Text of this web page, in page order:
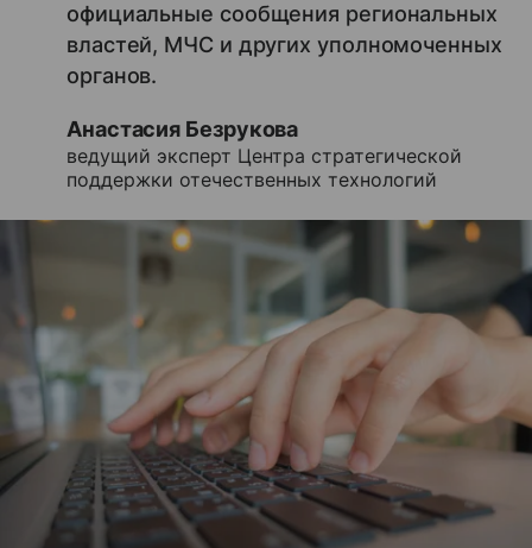
официальные сообщения региональных
властей, МЧС и других уполномоченных
органов.
Анастасия Безрукова
ведущий эксперт Центра стратегической
поддержки отечественных технологий